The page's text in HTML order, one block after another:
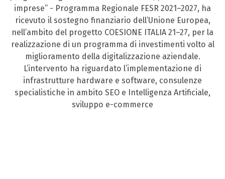
imprese” - Programma Regionale FESR 2021–2027, ha
ricevuto il sostegno finanziario dell’Unione Europea,
nell’ambito del progetto COESIONE ITALIA 21–27, per la
realizzazione di un programma di investimenti volto al
miglioramento della digitalizzazione aziendale.
L’intervento ha riguardato l’implementazione di
infrastrutture hardware e software, consulenze
specialistiche in ambito SEO e Intelligenza Artificiale,
sviluppo e-commerce